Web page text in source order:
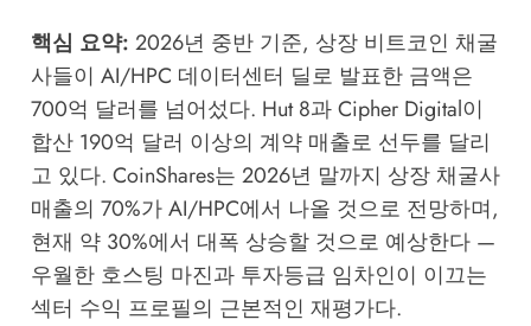
핵심 요약: 2026년 중반 기준, 상장 비트코인 채굴
사들이 AI/HPC 데이터센터 딜로 발표한 금액은
700억 달러를 넘어섰다. Hut 8과 Cipher Digital이
합산 190억 달러 이상의 계약 매출로 선두를 달리
고 있다. CoinShares는 2026년 말까지 상장 채굴사
매출의 70%가 AI/HPC에서 나올 것으로 전망하며,
현재 약 30%에서 대폭 상승할 것으로 예상한다 —
우월한 호스팅 마진과 투자등급 임차인이 이끄는
섹터 수익 프로필의 근본적인 재평가다.